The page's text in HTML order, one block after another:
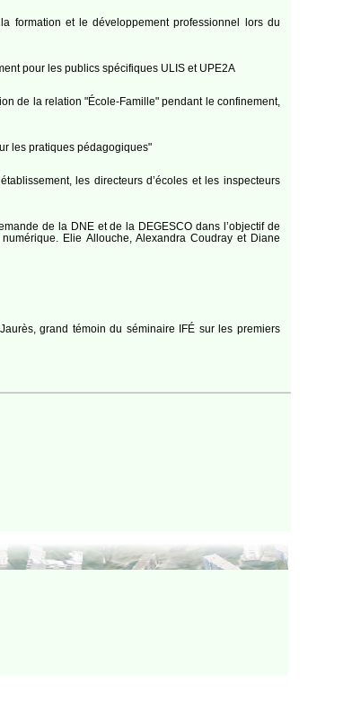
formation et le développement professionnel lors du
pour les publics spécifiques ULIS et UPE2A
de la relation "École-Famille" pendant le confinement,
les pratiques pédagogiques"
les directeurs d’écoles et les inspecteurs
de la DNE et de la DEGESCO dans l’objectif de
Elie Allouche, Alexandra Coudray et Diane
grand témoin du séminaire IFÉ sur les premiers